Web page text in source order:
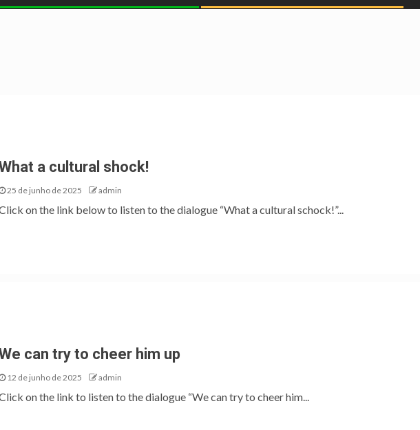
a cultural shock!
25 de junho de 2025 admin
on the link below to listen to the dialogue “What a cultural schock!”...
can try to cheer him up
12 de junho de 2025 admin
on the link to listen to the dialogue “We can try to cheer him...